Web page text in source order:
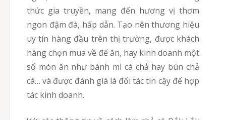
thức gia truyền, mang đến hương vị thơm
ngon đậm đà, hấp dẫn. Tạo nên thương hiệu
uy tín hàng đầu trên thị trường, được khách
hàng chọn mua về để ăn, hay kinh doanh một
số món ăn như bánh mì cá chả hay bún chả
cá… và được đánh giá là đối tác tin cậy để hợp
tác kinh doanh.